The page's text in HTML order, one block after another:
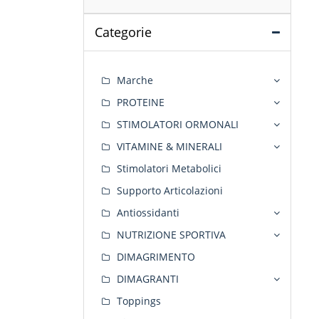
Categorie
Marche
PROTEINE
STIMOLATORI ORMONALI
VITAMINE & MINERALI
Stimolatori Metabolici
Supporto Articolazioni
Antiossidanti
NUTRIZIONE SPORTIVA
DIMAGRIMENTO
DIMAGRANTI
Toppings